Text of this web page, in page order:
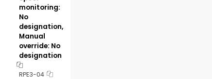
monitoring:
No
designation,
Manual
override: No
designation
RPE3-04